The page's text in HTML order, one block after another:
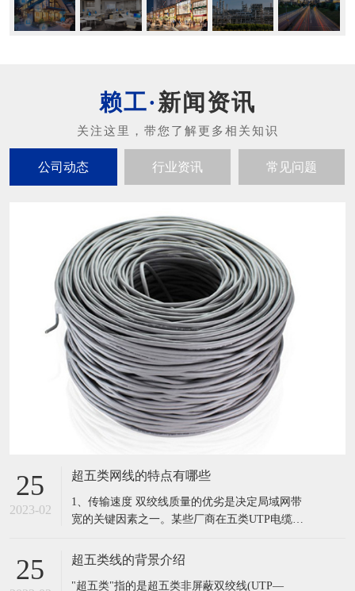
新闻资讯
公司动态 行业资讯 常见问题
25
2023-02
超五类网线的特点有哪些
1、传输速度 双绞线质量的优劣是决定局域网带
宽的关键因素之一。某些厂商在五类UTP电缆中
制假方法对一般用户来说很难辨别。这种所谓
25 超五类线的背景介绍
"超五类"指的是超五类非屏蔽双绞线(UTP—